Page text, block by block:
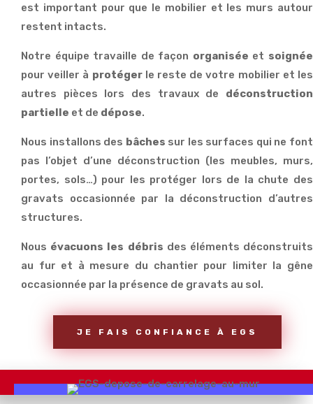
est important pour que le mobilier et les murs autour
restent intacts.
Notre équipe travaille de façon organisée et soignée
pour veiller à protégerle reste de votre mobilier et les
autres pièces lors des travaux de déconstruction
partielle et de dépose.
Nous installons des bâches sur les surfaces qui ne font
pas l’objet d’une déconstruction (les meubles, murs,
portes, sols…) pour les protéger lors de la chute des
gravats occasionnée par la déconstruction d’autres
structures.
Nous évacuons les débris des éléments déconstruits
au fur et à mesure du chantier pour limiter la gêne
occasionnée par la présence de gravats au sol.
JE FAIS CONFIANCE À EGS